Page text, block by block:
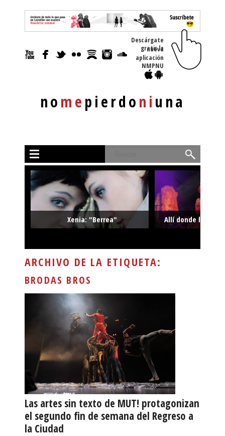
nomepierdoniuna
Descárgate
gratis la nueva
aplicación
NMPNU
Xenia: "Berrea" Allí donde la
ARCHIVO DE LA ETIQUETA:
BRODAS BROS
Las artes sin texto de MUT! protagonizan
el segundo fin de semana del Regreso a
la Ciudad